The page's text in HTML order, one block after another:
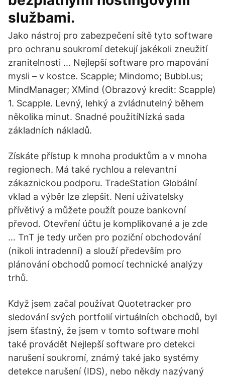
službami.
Jako nástroj pro zabezpečení sítě tyto software
pro ochranu soukromí detekují jakékoli zneužití
zranitelnosti … Nejlepší software pro mapování
mysli – v kostce. Scapple; Mindomo; Bubbl.us;
MindManager; XMind (Obrazový kredit: Scapple)
1. Scapple. Levný, lehký a zvládnutelný během
několika minut. Snadné použitíNízká sada
základních nákladů.
Získáte přístup k mnoha produktům a v mnoha
regionech. Má také rychlou a relevantní
zákaznickou podporu. TradeStation Globální
vklad a výběr lze zlepšit. Není uživatelsky
přívětivý a můžete použít pouze bankovní
převod. Otevření účtu je komplikované a je zde
… TnT je tedy určen pro poziční obchodování
(nikoli intradenní) a slouží především pro
plánování obchodů pomocí technické analýzy
trhů.
Když jsem začal používat Quotetracker pro
sledování svých portfolií virtuálních obchodů, byl
jsem šťastný, že jsem v tomto software mohl
také provádět Nejlepší software pro detekci
narušení soukromí, známý také jako systémy
detekce narušení (IDS), nebo někdy nazývaný